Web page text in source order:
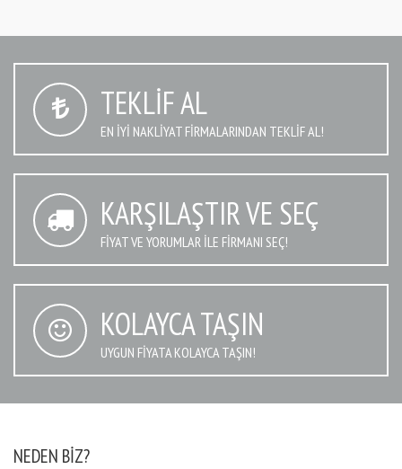
TEKLIF AL
EN IYI NAKLIYAT FIRMALARINDAN TEKLIF AL!
KARŞILAŞTIR VE SEÇ
FIYAT VE YORUMLAR İLE FIRMANI SEÇ!
KOLAYCA TAŞIN
UYGUN FIYATA KOLAYCA TAŞIN!
NEDEN BIZ?